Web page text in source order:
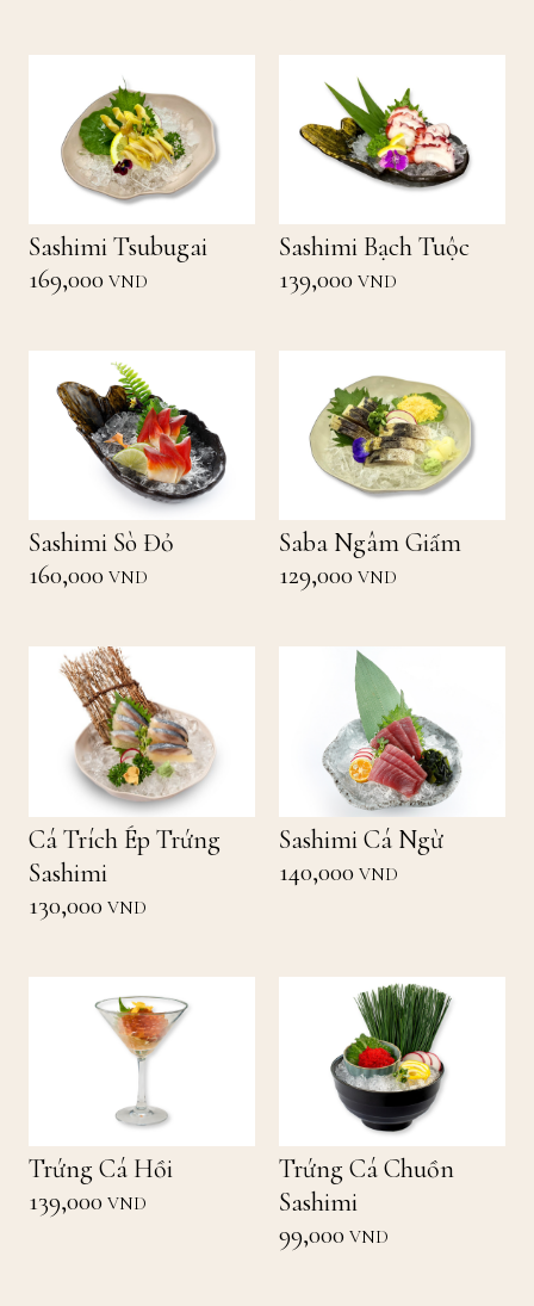
Sashimi Tsubugai
169,000 VND
Sashimi Bạch Tuộc
139,000 VND
Sashimi Sò Đỏ
160,000 VND
Saba Ngâm Giấm
129,000 VND
Cá Trích Ép Trứng
Sashimi
130,000 VND
Sashimi Cá Ngừ
140,000 VND
Trứng Cá Hồi
139,000 VND
Trứng Cá Chuồn
Sashimi
99,000 VND